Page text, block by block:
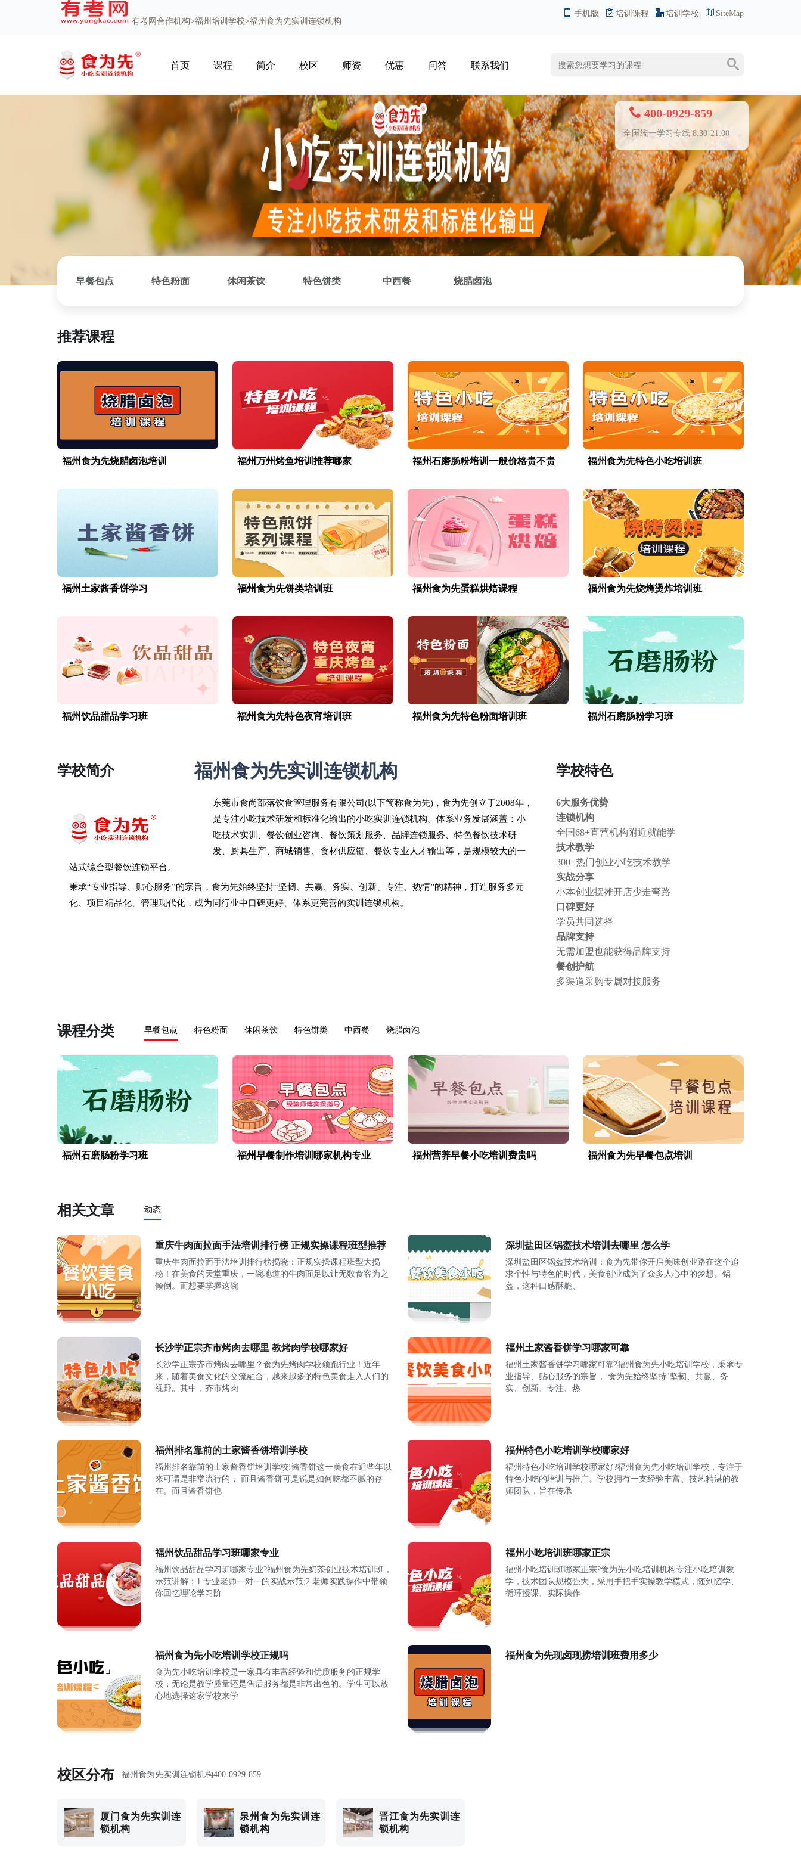
手机版 培训课程 培训学校
SiteMap
有考网 合作机构>福州培训学校>福州食为先实训连锁机构
首页 课程 简介 校区 师资 优惠 问答 联系我们
400-0929-859
全国统一学习专线 8:30-21:00
早餐包点 特色粉面 休闲茶饮 特色饼类 中西餐 烧腊卤泡
推荐课程
福州食为先烧腊卤泡培训 福州万州烤鱼培训推荐哪家 福州石磨肠粉培训一般价格贵不贵 福州食为先特色小吃培训班
福州土家酱香饼学习 福州食为先饼类培训班 福州食为先蛋糕烘焙课程 福州食为先烧烤烫炸培训班
福州饮品甜品学习班 福州食为先特色夜宵培训班 福州食为先特色粉面培训班 福州石磨肠粉学习班
学校简介 福州食为先实训连锁机构
东莞市食尚部落饮食管理服务有限公司(以下简称食为先)，食为先创立于2008年，
是专注小吃技术研发和标准化输出的小吃实训连锁机构。体系业务发展涵盖：小
吃技术实训、餐饮创业咨询、餐饮策划服务、品牌连锁服务、特色餐饮技术研
发、厨具生产、商城销售、食材供应链、餐饮专业人才输出等，是规模较大的一
站式综合型餐饮连锁平台。
秉承“专业指导、贴心服务”的宗旨，食为先始终坚持“坚韧、共赢、务实、创新、专注、热情”的精神，打造服务多元
化、项目精品化、管理现代化，成为同行业中口碑更好、体系更完善的实训连锁机构。
学校特色
6大服务优势
连锁机构
全国68+直营机构附近就能学
技术教学
300+热门创业小吃技术教学
实战分享
小本创业摆摊开店少走弯路
口碑更好
学员共同选择
品牌支持
无需加盟也能获得品牌支持
餐创护航
多渠道采购专属对接服务
课程分类 早餐包点 特色粉面 休闲茶饮 特色饼类 中西餐 烧腊卤泡
福州石磨肠粉学习班 福州早餐制作培训哪家机构专业 福州营养早餐小吃培训费贵吗 福州食为先早餐包点培训
相关文章 动态
重庆牛肉面拉面手法培训排行榜 正规实操课程班型推荐
重庆牛肉面拉面手法培训排行榜揭晓：正规实操课程班型大揭
秘！在美食的天堂重庆，一碗地道的牛肉面足以让无数食客为之
倾倒。而想要掌握这碗
深圳盐田区锅盔技术培训去哪里 怎么学
深圳盐田区锅盔技术培训：食为先带你开启美味创业路在这个追
求个性与特色的时代，美食创业成为了众多人心中的梦想。锅
盔，这种口感酥脆、
长沙学正宗齐市烤肉去哪里 教烤肉学校哪家好
长沙学正宗齐市烤肉去哪里？食为先烤肉学校领跑行业！近年
来，随着美食文化的交流融合，越来越多的特色美食走入人们的
视野。其中，齐市烤肉
福州土家酱香饼学习哪家可靠
福州土家酱香饼学习哪家可靠?福州食为先小吃培训学校，秉承专
业指导、贴心服务的宗旨， 食为先始终坚持"坚韧、共赢、务
实、创新、专注、热
福州排名靠前的土家酱香饼培训学校
福州排名靠前的土家酱香饼培训学校!酱香饼这一美食在近些年以
来可谓是非常流行的， 而且酱香饼可是说是如何吃都不腻的存
在。而且酱香饼也
福州特色小吃培训学校哪家好
福州特色小吃培训学校哪家好?福州食为先小吃培训学校，专注于
特色小吃的培训与推广。学校拥有一支经验丰富、技艺精湛的教
师团队，旨在传承
福州饮品甜品学习班哪家专业
福州饮品甜品学习班哪家专业?福州食为先奶茶创业技术培训班，
示范讲解：1 专业老师一对一的实战示范;2 老师实践操作中带领
你回忆理论学习阶
福州小吃培训班哪家正宗
福州小吃培训班哪家正宗?食为先小吃培训机构专注小吃培训教
学，技术团队规模强大，采用手把手实操教学模式，随到随学、
循环授课、实际操作
福州食为先小吃培训学校正规吗
食为先小吃培训学校是一家具有丰富经验和优质服务的正规学
校，无论是教学质量还是售后服务都是非常出色的。学生可以放
心地选择这家学校来学
福州食为先现卤现捞培训班费用多少
校区分布 福州食为先实训连锁机构400-0929-859
厦门食为先实训连
锁机构
泉州食为先实训连
锁机构
晋江食为先实训连
锁机构